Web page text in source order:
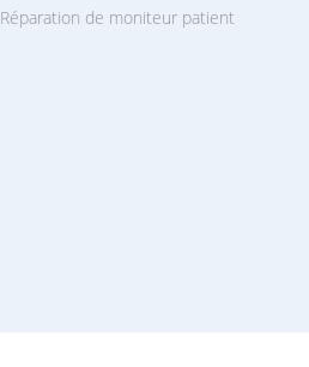
Réparation de moniteur patient